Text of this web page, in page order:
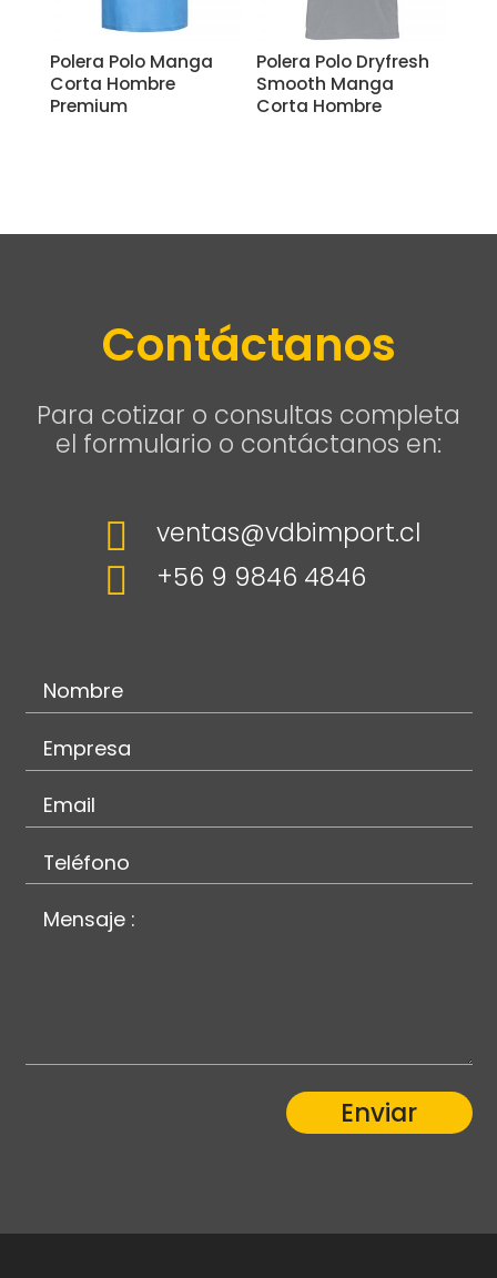
Polera Polo Manga
Corta Hombre
Premium
Polera Polo Dryfresh
Smooth Manga
Corta Hombre
Contáctanos
Para cotizar o consultas completa
el formulario o contáctanos en:
 ventas@vdbimport.cl
 +56 9 9846 4846
Enviar